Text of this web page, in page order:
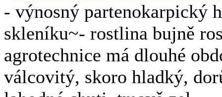
- výnosný partenokarpický
skleníku~- rostlina bujně
agrotechnice má dlouhé
válcovitý, skoro hladký,